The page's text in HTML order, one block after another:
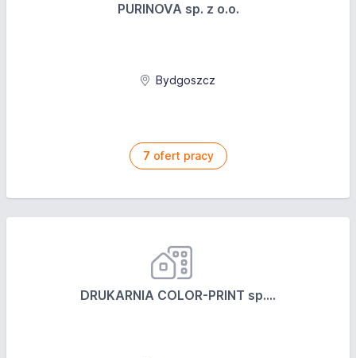
PURINOVA sp. z o.o.
Bydgoszcz
7 ofert pracy
DRUKARNIA COLOR-PRINT sp....